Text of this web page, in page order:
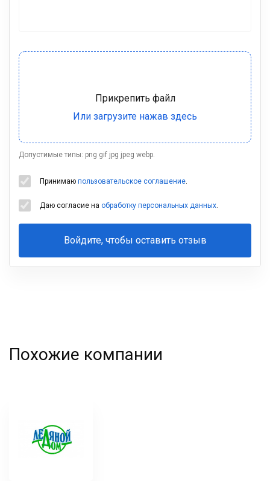
Допустимые типы: png gif jpg jpeg webp.
Принимаю пользовательское соглашение.
Даю согласие на обработку персональных данных.
Войдите, чтобы оставить отзыв
Ваша
Похожие компании